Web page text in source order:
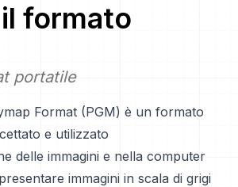
formato
portatile
Format (PGM) è un formato
e utilizzato
delle immagini e nella computer
immagini in scala di grigi